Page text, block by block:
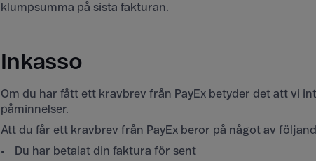
klumpsumma på sista fakturan.
Inkasso
Om du har fått ett kravbrev från PayEx betyder det att vi
påminnelser.
Att du får ett kravbrev från PayEx beror på något av
Du har betalat din faktura för sent